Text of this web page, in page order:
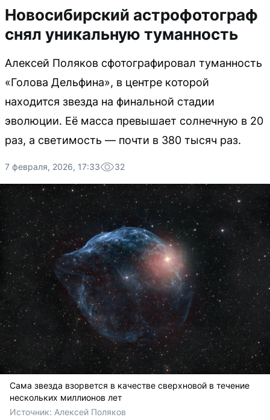
Новосибирский астрофотограф
снял уникальную туманность
Алексей Поляков сфотографировал туманность
«Голова Дельфина», в центре которой
находится звезда на финальной стадии
эволюции. Её масса превышает солнечную в 20
раз, а светимость — почти в 380 тысяч раз.
7 февраля, 2026, 17:33 32
Сама звезда взорвется в качестве сверхновой в течение
нескольких миллионов лет
Источник: Алексей Поляков